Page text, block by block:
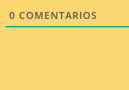
0 COMENTARIOS